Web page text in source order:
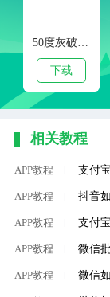
下载
相关教程
APP教程 支付
APP教程 抖音
APP教程 支付
APP教程 微信
APP教程 微信